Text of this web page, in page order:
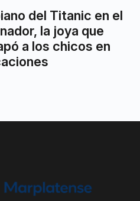
del Titanic en el
la joya que
a los chicos en